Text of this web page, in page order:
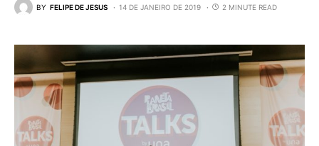
BY FELIPE DE JESUS 14 DE JANEIRO DE 2019 2 MINUTE READ